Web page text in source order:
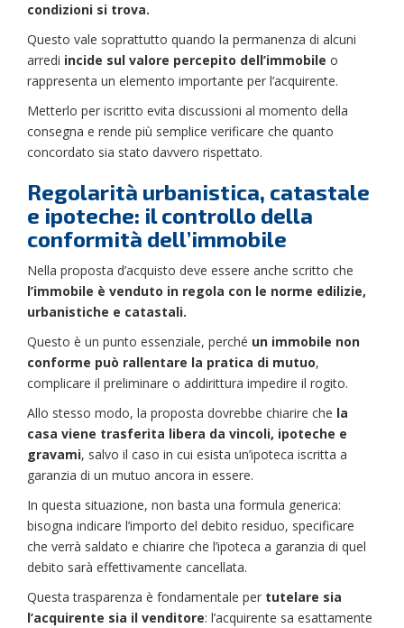
condizioni si trova.
Questo vale soprattutto quando la permanenza di alcuni
arredi incide sul valore percepito dell’immobile o
rappresenta un elemento importante per l’acquirente.
Metterlo per iscritto evita discussioni al momento della
consegna e rende più semplice verificare che quanto
concordato sia stato davvero rispettato.
Regolarità urbanistica, catastale
e ipoteche: il controllo della
conformità dell’immobile
Nella proposta d’acquisto deve essere anche scritto che
l’immobile è venduto in regola con le norme edilizie,
urbanistiche e catastali.
Questo è un punto essenziale, perché un immobile non
conforme può rallentare la pratica di mutuo,
complicare il preliminare o addirittura impedire il rogito.
Allo stesso modo, la proposta dovrebbe chiarire che la
casa viene trasferita libera da vincoli, ipoteche e
gravami, salvo il caso in cui esista un’ipoteca iscritta a
garanzia di un mutuo ancora in essere.
In questa situazione, non basta una formula generica:
bisogna indicare l’importo del debito residuo, specificare
che verrà saldato e chiarire che l’ipoteca a garanzia di quel
debito sarà effettivamente cancellata.
Questa trasparenza è fondamentale per tutelare sia
l’acquirente sia il venditore: l’acquirente sa esattamente